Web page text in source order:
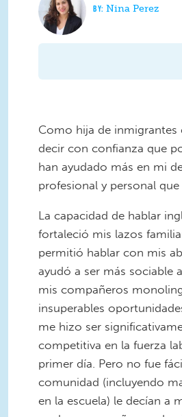
Nina Perez
Como hija de inmigrantes
decir con confianza que
han ayudado más en mi
profesional y personal que
La capacidad de hablar
fortaleció mis lazos
permitió hablar con mis
ayudó a ser más sociable
mis compañeros
insuperables
me hizo ser
competitiva en la fuerza
primer día. Pero no fue
comunidad (incluyendo
en la escuela) le decían a